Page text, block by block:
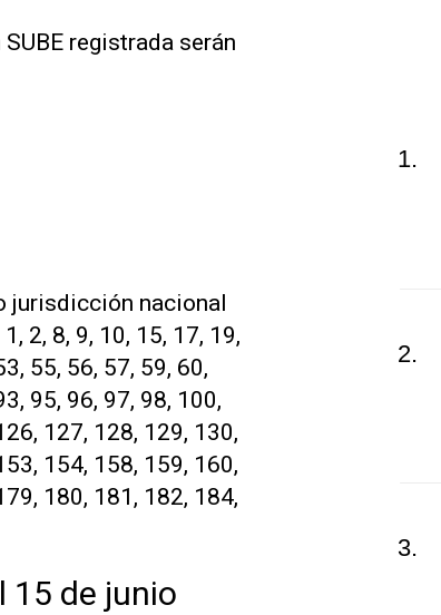
registrada serán
jurisdicción nacional
2, 8, 9, 10, 15, 17, 19,
55, 56, 57, 59, 60,
95, 96, 97, 98, 100,
127, 128, 129, 130,
154, 158, 159, 160,
180, 181, 182, 184,
15 de junio
1.
2.
3.